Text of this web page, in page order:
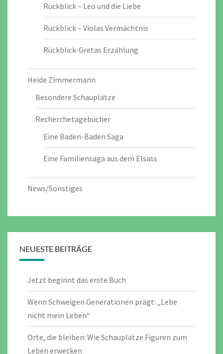
Rückblick – Leo und die Liebe
Rückblick – Violas Vermächtnis
Rückblick-Gretas Erzählung
Heide Zimmermann
Besondere Schauplätze
Recherchetagebücher
Eine Baden-Baden Saga
Eine Familiensaga aus dem Elsass
News/Sonstiges
NEUESTE BEITRÄGE
Jetzt beginnt das erste Buch
Wenn Schweigen Generationen prägt: „Lebe
nicht mein Leben“
Orte, die bleiben: Wie Schauplätze Figuren zum
Leben erwecken